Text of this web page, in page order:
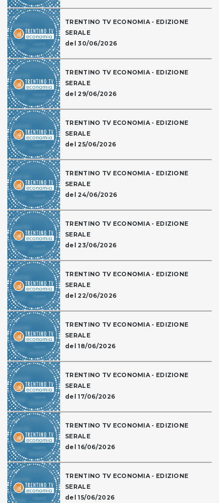
TRENTINO TV ECONOMIA - EDIZIONE
SERALE
del 30/06/2026
TRENTINO TV ECONOMIA - EDIZIONE
SERALE
del 29/06/2026
TRENTINO TV ECONOMIA - EDIZIONE
SERALE
del 25/06/2026
TRENTINO TV ECONOMIA - EDIZIONE
SERALE
del 24/06/2026
TRENTINO TV ECONOMIA - EDIZIONE
SERALE
del 23/06/2026
TRENTINO TV ECONOMIA - EDIZIONE
SERALE
del 22/06/2026
TRENTINO TV ECONOMIA - EDIZIONE
SERALE
del 18/06/2026
TRENTINO TV ECONOMIA - EDIZIONE
SERALE
del 17/06/2026
TRENTINO TV ECONOMIA - EDIZIONE
SERALE
del 16/06/2026
TRENTINO TV ECONOMIA - EDIZIONE
SERALE
del 15/06/2026